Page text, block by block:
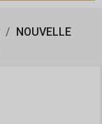
NOUVELLE